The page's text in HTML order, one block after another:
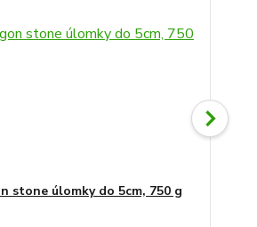
stone úlomky do 5cm, 750 g